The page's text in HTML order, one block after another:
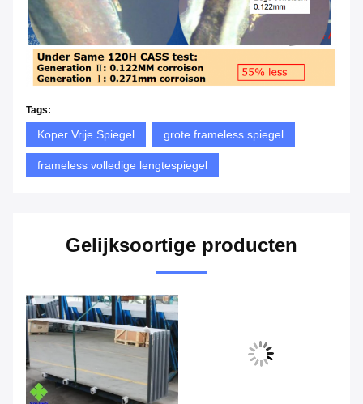
Tags:
Koper Vrije Spiegel grote frameless spiegel
frameless volledige lengtespiegel
Gelijksoortige producten